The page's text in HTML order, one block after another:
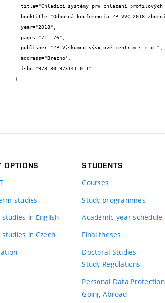
}
OPTIONS
studies
studies in English
studies in Czech
STUDENTS
Courses
Study programmes
Academic year schedule
Final theses
Doctoral Studies
Study Regulations
Personal Data Protection
Going Abroad